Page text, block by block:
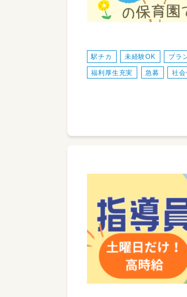
駅チカ 未経験OK ブラ
福利厚生充実 急募 社